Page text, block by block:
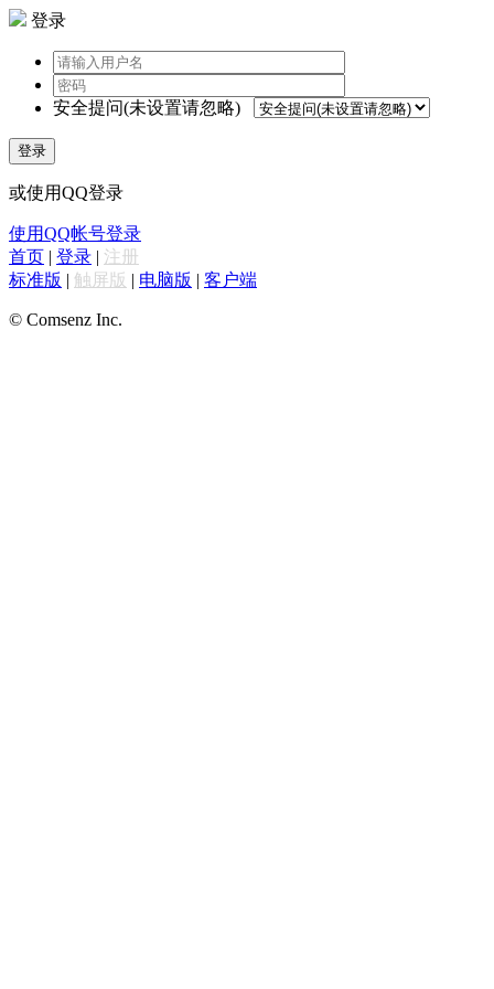
登录
安全提问(未设置请忽略)
登录
或使用QQ登录
使用QQ帐号登录
首页 | 登录 | 注册
标准版 | 触屏版 | 电脑版 | 客户端
© Comsenz Inc.